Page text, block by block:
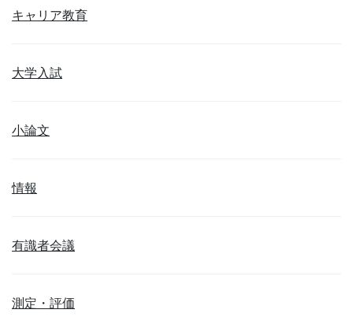
キャリア教育
大学入試
小論文
情報
有識者会議
測定・評価